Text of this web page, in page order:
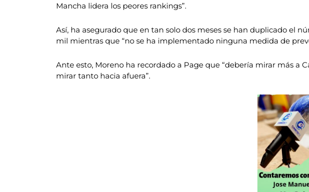
Mancha lidera los peores rankings”.
Así, ha asegurado que en tan solo dos meses se han duplicado el
mil mientras que “no se ha implementado ninguna medida de
Ante esto, Moreno ha recordado a Page que “debería mirar más a
mirar tanto hacia afuera”.